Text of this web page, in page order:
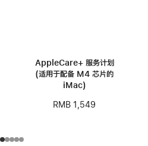
AppleCare+ 服务计划
(适用于配备 M4 芯片的
iMac)
RMB 1,549